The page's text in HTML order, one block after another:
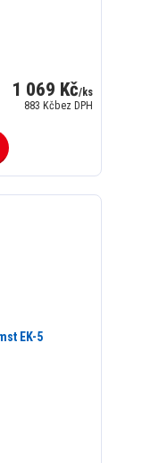
1 069 Kč/ks
883 Kčbez DPH